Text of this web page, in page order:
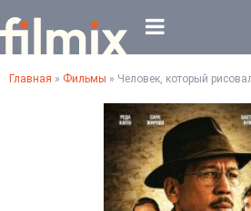
Главная » Фильмы » Человек, который